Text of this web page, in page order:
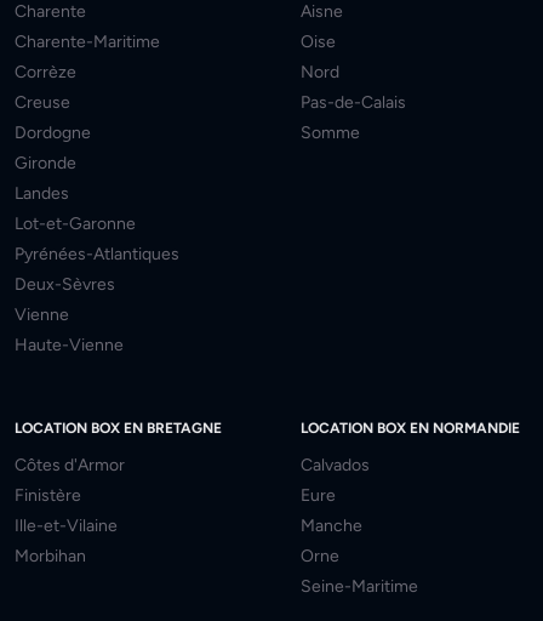
Charente
Charente-Maritime
Corrèze
Creuse
Dordogne
Gironde
Landes
Lot-et-Garonne
Pyrénées-Atlantiques
Deux-Sèvres
Vienne
Haute-Vienne
Aisne
Oise
Nord
Pas-de-Calais
Somme
LOCATION BOX EN BRETAGNE
Côtes d'Armor
Finistère
Ille-et-Vilaine
Morbihan
LOCATION BOX EN NORMANDIE
Calvados
Eure
Manche
Orne
Seine-Maritime